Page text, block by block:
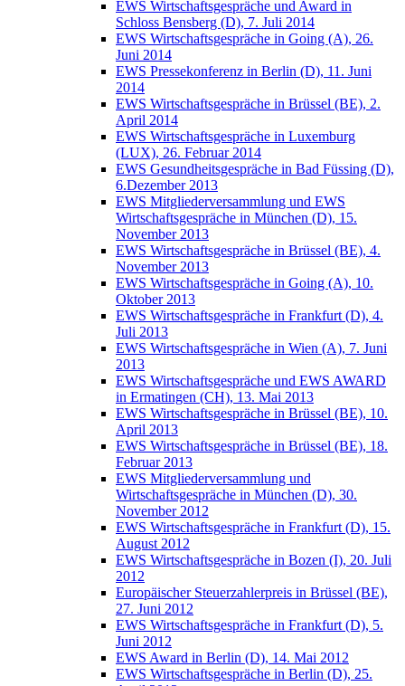
EWS Wirtschaftsgespräche und Award in
Schloss Bensberg (D), 7. Juli 2014
EWS Wirtschaftsgespräche in Going (A), 26.
Juni 2014
EWS Pressekonferenz in Berlin (D), 11. Juni
2014
EWS Wirtschaftsgespräche in Brüssel (BE), 2.
April 2014
EWS Wirtschaftsgespräche in Luxemburg
(LUX), 26. Februar 2014
EWS Gesundheitsgespräche in Bad Füssing (D),
6.Dezember 2013
EWS Mitgliederversammlung und EWS
Wirtschaftsgespräche in München (D), 15.
November 2013
EWS Wirtschaftsgespräche in Brüssel (BE), 4.
November 2013
EWS Wirtschaftsgespräche in Going (A), 10.
Oktober 2013
EWS Wirtschaftsgespräche in Frankfurt (D), 4.
Juli 2013
EWS Wirtschaftsgespräche in Wien (A), 7. Juni
2013
EWS Wirtschaftsgespräche und EWS AWARD
in Ermatingen (CH), 13. Mai 2013
EWS Wirtschaftsgespräche in Brüssel (BE), 10.
April 2013
EWS Wirtschaftsgespräche in Brüssel (BE), 18.
Februar 2013
EWS Mitgliederversammlung und
Wirtschaftsgespräche in München (D), 30.
November 2012
EWS Wirtschaftsgespräche in Frankfurt (D), 15.
August 2012
EWS Wirtschaftsgespräche in Bozen (I), 20. Juli
2012
Europäischer Steuerzahlerpreis in Brüssel (BE),
27. Juni 2012
EWS Wirtschaftsgespräche in Frankfurt (D), 5.
Juni 2012
EWS Award in Berlin (D), 14. Mai 2012
EWS Wirtschaftsgespräche in Berlin (D), 25.